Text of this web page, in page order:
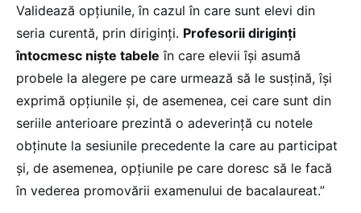
Validează opțiunile, în cazul în care sunt elevi din
seria curentă, prin diriginți. Profesorii diriginți
întocmesc niște tabele în care elevii își asumă
probele la alegere pe care urmează să le susțină, își
exprimă opțiunile și, de asemenea, cei care sunt din
seriile anterioare prezintă o adeverință cu notele
obținute la sesiunile precedente la care au participat
și, de asemenea, opțiunile pe care doresc să le facă
în vederea promovării examenului de bacalaureat.”